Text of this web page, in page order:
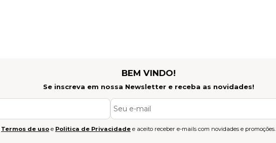
BEM VINDO!
Se inscreva em nossa Newsletter e receba as novidades!
Termos de uso e Politica de Privacidade e aceito receber e-mails com novidades e promoções.